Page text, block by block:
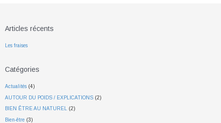
Articles récents
Les fraises
Catégories
Actualités (4)
AUTOUR DU POIDS / EXPLICATIONS (2)
BIEN ÊTRE AU NATUREL (2)
Bien-être (3)